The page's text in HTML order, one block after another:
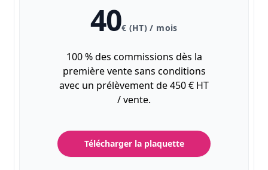
40€ (HT) / mois
100 % des commissions dès la
première vente sans conditions
avec un prélèvement de 450 € HT
/ vente.
Télécharger la plaquette